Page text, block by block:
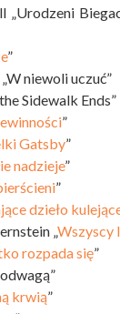
”
niewoli uczuć”
Sidewalk Ends”
”
Gatsby”
nadzieje”
”
dzieło
„Wszyscy
rozpada się”
krwią”